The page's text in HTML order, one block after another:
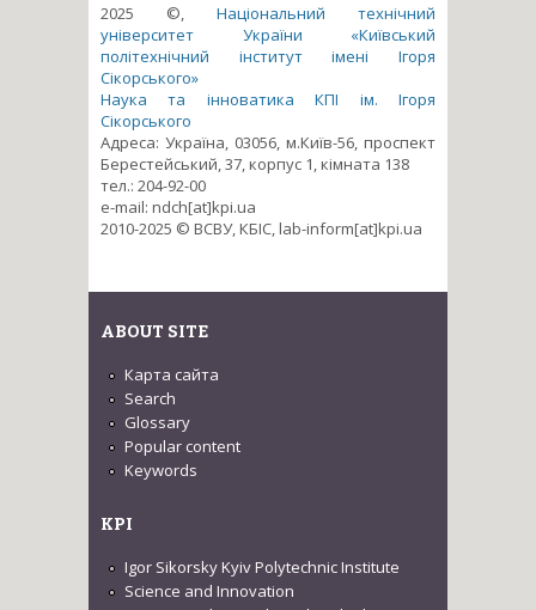
2025 ©, Національний технічний
університет України «Київський
політехнічний інститут імені Ігоря
Сікорського»
Наука та інноватика КПІ ім. Ігоря
Сікорського
Адреса: Україна, 03056, м.Київ-56, проспект
Берестейський, 37, корпус 1, кімната 138
тел.: 204-92-00
e-mail: ndch[at]kpi.ua
2010-2025 © ВСВУ, КБІС, lab-inform[at]kpi.ua
ABOUT SITE
Карта сайта
Search
Glossary
Popular content
Keywords
KPI
Igor Sikorsky Kyiv Polytechnic Institute
Science and Innovation